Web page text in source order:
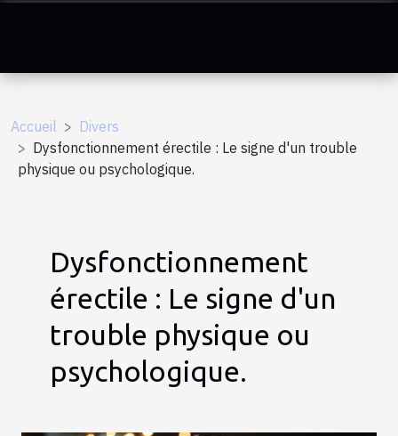
Accueil
Divers
Dysfonctionnement érectile : Le signe d'un trouble
physique ou psychologique.
Dysfonctionnement
érectile : Le signe d'un
trouble physique ou
psychologique.